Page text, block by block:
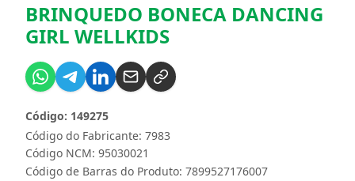
BRINQUEDO BONECA DANCING
GIRL WELLKIDS
Código do Fabricante: 7983
Código: 149275
Código NCM: 95030021
Código de Barras do Produto: 7899527176007